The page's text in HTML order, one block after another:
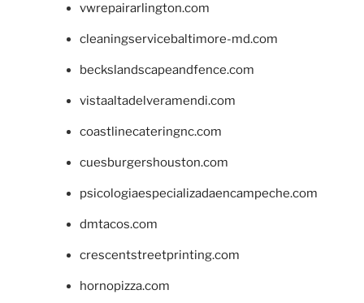
vwrepairarlington.com
cleaningservicebaltimore-md.com
beckslandscapeandfence.com
vistaaltadelveramendi.com
coastlinecateringnc.com
cuesburgershouston.com
psicologiaespecializadaencampeche.com
dmtacos.com
crescentstreetprinting.com
hornopizza.com